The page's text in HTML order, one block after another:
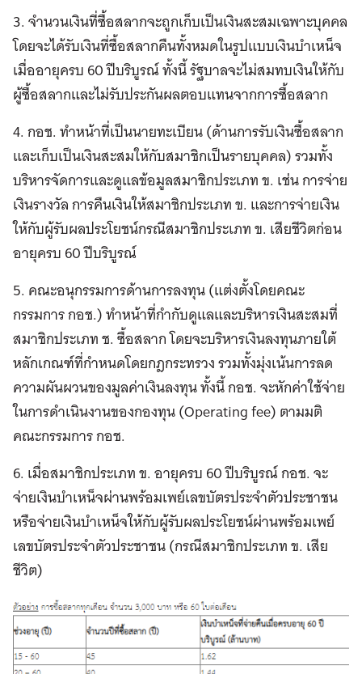
3. จำนวนเงินที่ซื้อสลากจะถูกเก็บเป็นเงินสะสมเฉพาะบุคคล
โดยจะได้รับเงินที่ซื้อสลากคืนทั้งหมดในรูปแบบเงินบำเหน็จ
เมื่ออายุครบ 60 ปีบริบูรณ์ ทั้งนี้ รัฐบาลจะไม่สมทบเงินให้กับ
ผู้ซื้อสลากและไม่รับประกันผลตอบแทนจากการซื้อสลาก
4. กอช. ทำหน้าที่เป็นนายทะเบียน (ด้านการรับเงินซื้อสลาก
และเก็บเป็นเงินสะสมให้กับสมาชิกเป็นรายบุคคล) รวมทั้ง
บริหารจัดการและดูแลข้อมูลสมาชิกประเภท ข. เช่น การจ่าย
เงินรางวัล การคืนเงินให้สมาชิกประเภท ข. และการจ่ายเงิน
ให้กับผู้รับผลประโยชน์กรณีสมาชิกประเภท ข. เสียชีวิตก่อน
อายุครบ 60 ปีบริบูรณ์
5. คณะอนุกรรมการด้านการลงทุน (แต่งตั้งโดยคณะ
กรรมการ กอช.) ทำหน้าที่กำกับดูแลและบริหารเงินสะสมที่
สมาชิกประเภท ช. ซื้อสลาก โดยจะบริหารเงินลงทุนภายใต้
หลักเกณฑ์ที่กำหนดโดยกฎกระทรวง รวมทั้งมุ่งเน้นการลด
ความผันผวนของมูลค่าเงินลงทุน ทั้งนี้ กอช. จะหักค่าใช้จ่าย
ในการดำเนินงานของกองทุน (Operating fee) ตามมติ
คณะกรรมการ กอช.
6. เมื่อสมาชิกประเภท ข. อายุครบ 60 ปีบริบูรณ์ กอช. จะ
จ่ายเงินบำเหน็จผ่านพร้อมเพย์เลขบัตรประจำตัวประชาชน
หรือจ่ายเงินบำเหน็จให้กับผู้รับผลประโยชน์ผ่านพร้อมเพย์
เลขบัตรประจำตัวประชาชน (กรณีสมาชิกประเภท ข. เสีย
ชีวิต)